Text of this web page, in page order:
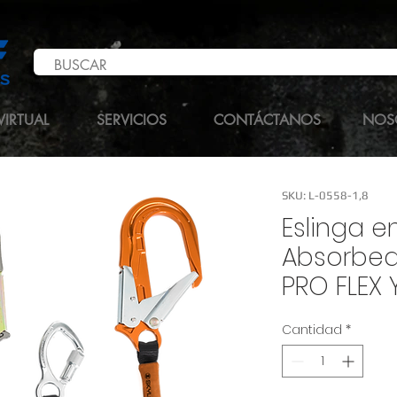
SERVICIOS CONTÁCTANOS
SKU: L-0558-1,8
Eslinga
PRO FLEX
Cantidad *